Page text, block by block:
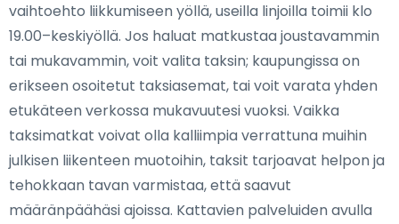
vaihtoehto liikkumiseen yöllä, useilla linjoilla toimii klo
19.00–keskiyöllä. Jos haluat matkustaa joustavammin
tai mukavammin, voit valita taksin; kaupungissa on
erikseen osoitetut taksiasemat, tai voit varata yhden
etukäteen verkossa mukavuutesi vuoksi. Vaikka
taksimatkat voivat olla kalliimpia verrattuna muihin
julkisen liikenteen muotoihin, taksit tarjoavat helpon ja
tehokkaan tavan varmistaa, että saavut
määränpäähäsi ajoissa. Kattavien palveluiden avulla